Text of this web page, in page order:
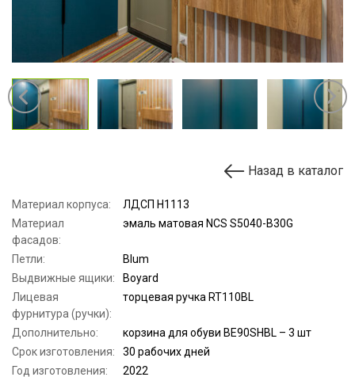
Назад в каталог
Материал корпуса:
ЛДСП H1113
Материал
фасадов:
эмаль матовая NCS S5040-B30G
Петли:
Blum
Выдвижные ящики:
Boyard
Лицевая
фурнитура (ручки):
торцевая ручка RT110BL
Дополнительно:
корзина для обуви BE90SHBL – 3 шт
Срок изготовления:
30 рабочих дней
Год изготовления:
2022